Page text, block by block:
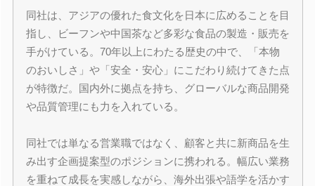
同社は、アジアの優れた食文化を日本に広めることを目
指し、ビーフンや中国茶など多彩な食品の製造・販売を
手がけている。70年以上にわたる歴史の中で、「本物
のおいしさ」や「安全・安心」にこだわり続けてきた点
が特徴だ。国内外に拠点を持ち、グローバルな商品開発
や品質管理にも力を入れている。
同社では単なる営業職ではなく、顧客と共に新商品を生
み出す企画提案型のポジションに携われる。幅広い業務
を重ねて成長を実感しながら、海外出張や語学を活かす